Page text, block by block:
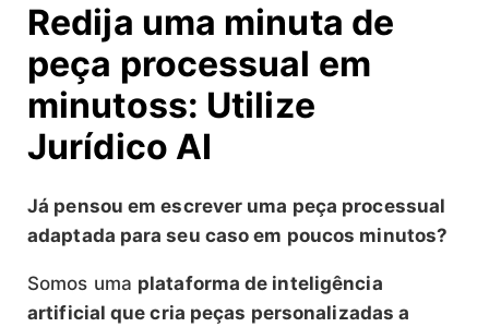
Redija uma minuta de
peça processual em
minutoss: Utilize
Jurídico AI
Já pensou em escrever uma peça processual
adaptada para seu caso em poucos minutos?
Somos uma plataforma de inteligência
artificial que cria peças personalizadas a